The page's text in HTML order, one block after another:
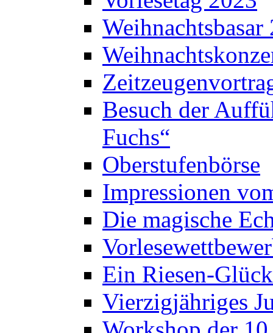
Weihnachtsbasar
Besuch der
Fuchs“
Oberstufenbörse
Impressionen
Die magische
Ein Riesen-
Vierzigjähriges